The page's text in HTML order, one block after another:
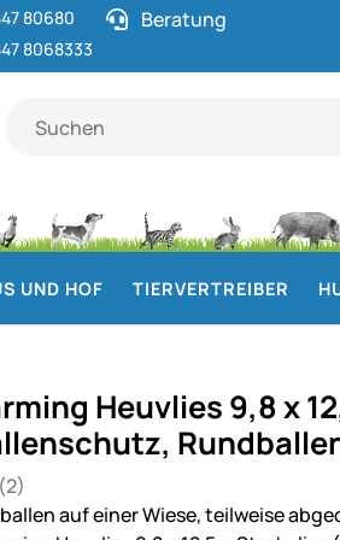
80680
8068333
Beratung
UND HOF TIERVERTREIBER
Heuvlies 9,8 x
5 (2 Bewertungen)
(2)